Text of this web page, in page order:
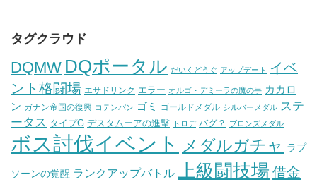
タグクラウド
DQMW DQポータル だいくどうぐ アップデート
イベ
ント格闘場 エサドリンク エラー オルゴ・デミーラの魔の手 カカロ
ン ガナン帝国の復興 コテンパン ゴミ ゴールドメダル シルバーメダル ステ
ータス タイプG デスタムーアの進撃 トロデ バグ？ ブロンズメダル
ボス討伐イベント メダルガチャ ラプ
ソーンの覚醒 ランクアップバトル 上級闘技場 借金